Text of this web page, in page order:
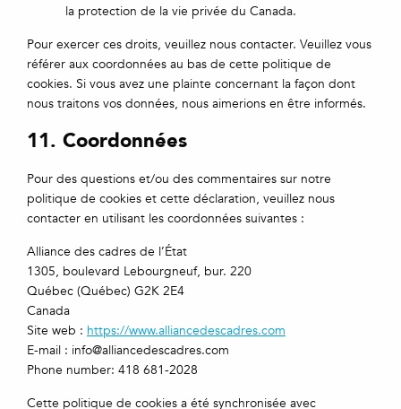
la protection de la vie privée du Canada.
Pour exercer ces droits, veuillez nous contacter. Veuillez vous
référer aux coordonnées au bas de cette politique de
cookies. Si vous avez une plainte concernant la façon dont
nous traitons vos données, nous aimerions en être informés.
11. Coordonnées
Pour des questions et/ou des commentaires sur notre
politique de cookies et cette déclaration, veuillez nous
contacter en utilisant les coordonnées suivantes :
Alliance des cadres de l’État
1305, boulevard Lebourgneuf, bur. 220
Québec (Québec) G2K 2E4
Canada
Site web : https://www.alliancedescadres.com
E-mail : info@alliancedescadres.com
Phone number: 418 681-2028
Cette politique de cookies a été synchronisée avec